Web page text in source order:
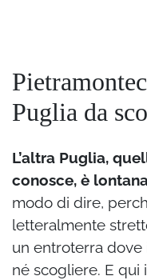
Puglia da
L’altra Puglia,
conosce, è
modo di dire,
letteralmente
un entroterra dove
né scogliere. E qui